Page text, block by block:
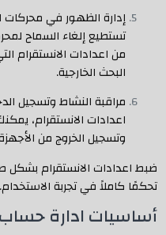
إدارة الظهور في
تستطيع إلغاء السماح
من اعدادات الانستقرام
البحث الخارجية.
مراقبة النشاط وتسجيل
اعدادات الانستقرام،
وتسجيل الخروج من
ضبط اعدادات الانستقرام
تحكمًا كاملاً في تجربة الاستخدام.
أساسيات ادارة حساب